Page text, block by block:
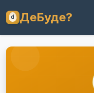
ДеБуде?